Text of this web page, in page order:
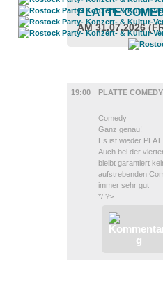
PLATTE
AM 31.07.2026
19:00
PLATTE COMEDY
Comedy
Ganz genau!
Es ist wieder
Auch bei der
bleibt garantiert
aufstrebenden
immer sehr gut
*/ ?>